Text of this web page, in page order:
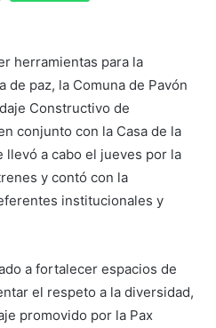
herramientas para la
paz, la Comuna de Pavón
Constructivo de
conjunto con la Casa de la
llevó a cabo el jueves por la
y contó con la
institucionales y
a fortalecer espacios de
el respeto a la diversidad,
promovido por la Pax